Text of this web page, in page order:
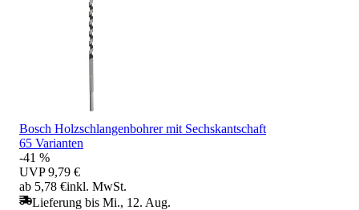
Bosch Holzschlangenbohrer mit Sechskantschaft
65 Varianten
-41 %
UVP 9,79 €
ab 5,78 €inkl. MwSt.
Lieferung bis Mi., 12. Aug.